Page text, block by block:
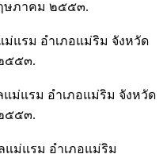
ษภาคม ๒๕๕๓.
แรม อำเภอแม่ริม จังหวัด
๕๕๓.
ม่แรม อำเภอแม่ริม จังหวัด
๕๕๓.
ม่แรม อำเภอแม่ริม